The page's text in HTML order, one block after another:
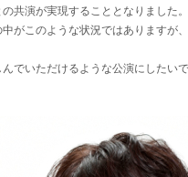
共演が実現することとなりました
がこのような状況ではありますが
んでいただけるような公演にしたい